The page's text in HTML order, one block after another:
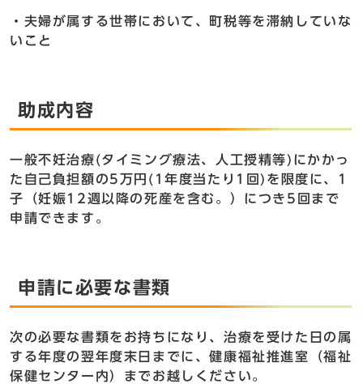
・夫婦が属する世帯において、町税等を滞納していな
いこと
助成内容
一般不妊治療(タイミング療法、人工授精等)にかかっ
た自己負担額の5万円(1年度当たり1回)を限度に、1
子（妊娠12週以降の死産を含む。）につき5回まで
申請できます。
申請に必要な書類
次の必要な書類をお持ちになり、治療を受けた日の属
する年度の翌年度末日までに、健康福祉推進室（福祉
保健センター内）までお越しください。